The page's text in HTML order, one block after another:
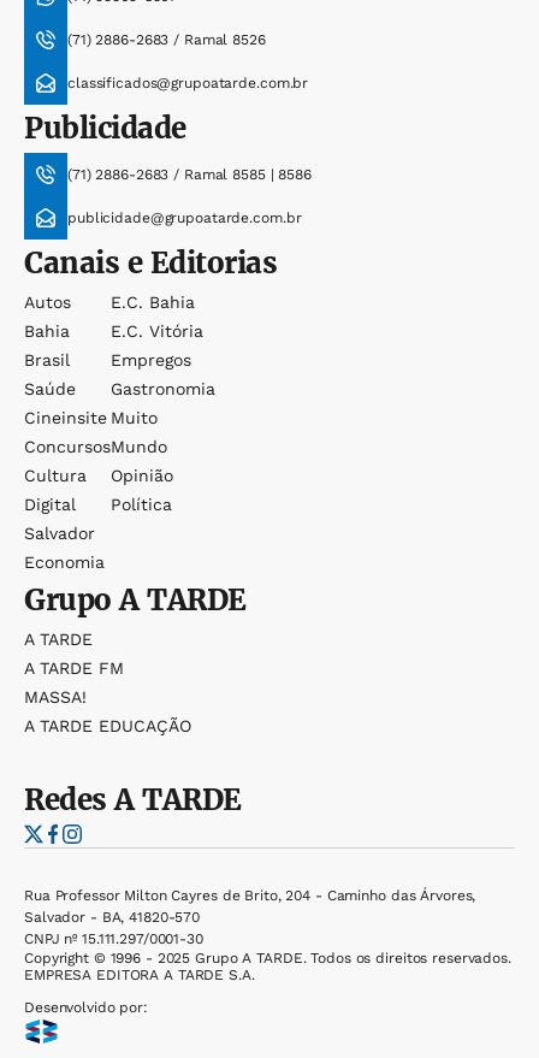
(71) 2886-2683 / Ramal 8526
classificados@grupoatarde.com.br
Publicidade
(71) 2886-2683 / Ramal 8585 | 8586
publicidade@grupoatarde.com.br
Canais e Editorias
Autos
Bahia
Brasil
Saúde
Cineinsite
Concursos
Cultura
Digital
Salvador
Economia
E.c. Bahia
E.c. Vitória
Empregos
Gastronomia
Muito
Mundo
Opinião
Política
GrupoA TARDE
A TARDE
A TARDE FM
MASSA!
A TARDE EDUCAÇÃO
RedesA TARDE
Rua Professor Milton Cayres de Brito, 204 - Caminho das Árvores,
Salvador - BA, 41820-570
CNPJ nº 15.111.297/0001-30
Copyright © 1996 - 2025 Grupo A TARDE. Todos os direitos reservados.
EMPRESA EDITORA A TARDE S.A.
Desenvolvido por: